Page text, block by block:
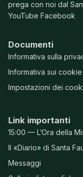
prega con noi dal
YouTube Facebook
Documenti
Informativa sulla
Informativa sui cookie
Impostazioni dei
Link importanti
15:00 — L’Ora della
Il «Diario» di Santa
Messaggi